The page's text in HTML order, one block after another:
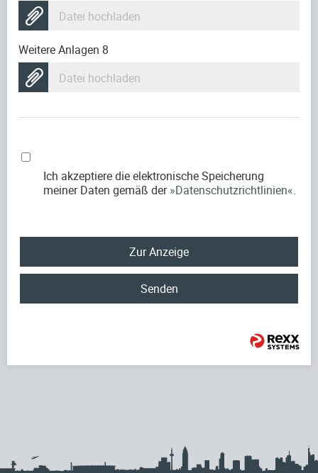
Datei hochladen
Weitere Anlagen 8
Datei hochladen
Ich akzeptiere die elektronische Speicherung
meiner Daten gemäß der Datenschutzrichtlinien .
Zur Anzeige
Senden